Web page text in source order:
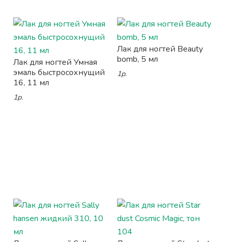
Лак для ногтей Умная
эмаль быстросохнущий
16, 11 мл
1р.
Лак для ногтей Beauty
bomb, 5 мл
1р.